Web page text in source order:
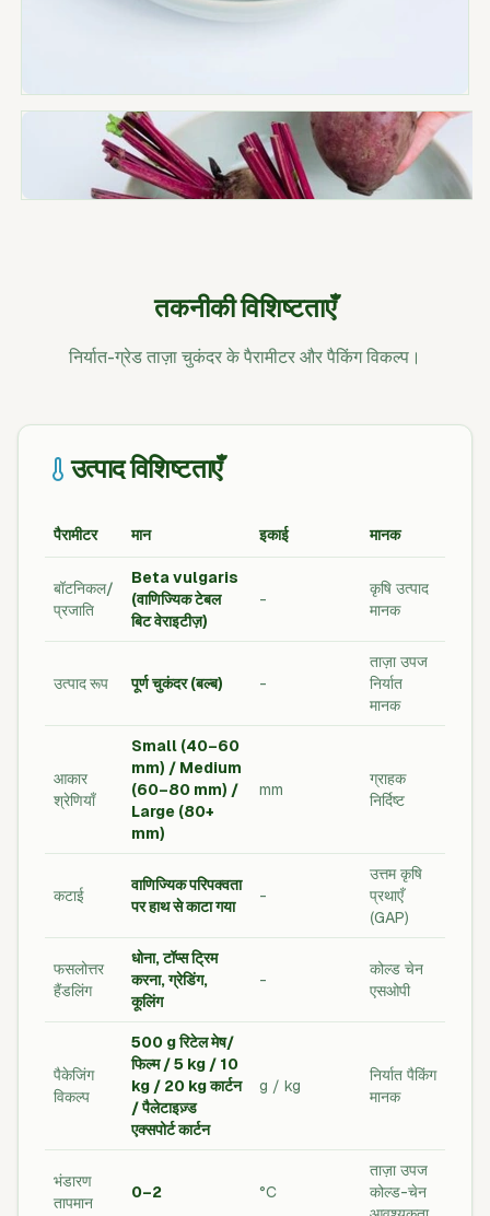
तकनीकी विशिष्टताएँ
निर्यात-ग्रेड ताज़ा चुकंदर के पैरामीटर और पैकिंग विकल्प।
उत्पाद विशिष्टताएँ
पैरामीटर मान इकाई मानक
बॉटनिकल/
प्रजाति
Beta vulgaris
(वाणिज्यिक टेबल
बिट वेराइटीज़)
-
कृषि उत्पाद
मानक
उत्पाद रूप पूर्ण चुकंदर (बल्ब) -
ताज़ा उपज
निर्यात
मानक
आकार
श्रेणियाँ
Small (40–60
mm) / Medium
(60–80 mm) /
Large (80+
mm)
mm
ग्राहक
निर्दिष्ट
कटाई
वाणिज्यिक परिपक्वता
पर हाथ से काटा गया
-
उत्तम कृषि
प्रथाएँ
(GAP)
फसलोत्तर
हैंडलिंग
धोना, टॉप्स ट्रिम
करना, ग्रेडिंग,
कूलिंग
-
कोल्ड चेन
एसओपी
पैकेजिंग
विकल्प
500 g रिटेल मेष/
फिल्म / 5 kg / 10
kg / 20 kg कार्टन
/ पैलेटाइज़्ड
एक्सपोर्ट कार्टन
g / kg
निर्यात पैकिंग
मानक
भंडारण
तापमान
0–2 °C
ताज़ा उपज
कोल्ड-चेन